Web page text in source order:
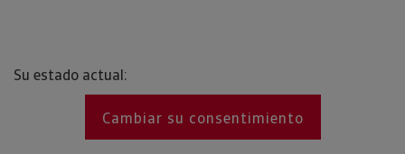
Su estado actual:
Cambiar su consentimiento